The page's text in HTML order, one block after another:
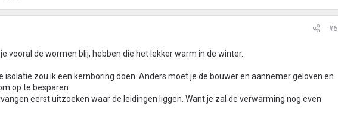
#6
vooral de wormen blij, hebben die het lekker warm in de winter.
isolatie zou ik een kernboring doen. Anders moet je de bouwer en aannemer geloven en
op te besparen.
eerst uitzoeken waar de leidingen liggen. Want je zal de verwarming nog even